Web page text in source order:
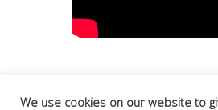
We use cookies on our website to